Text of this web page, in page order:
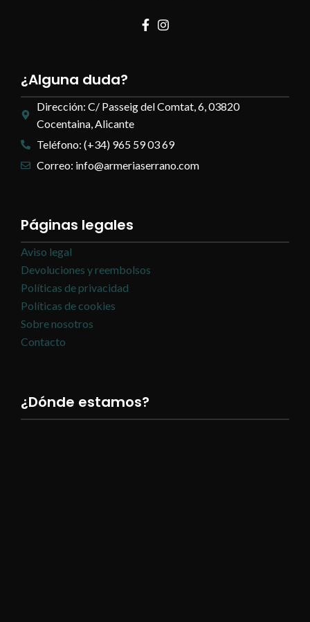
¿Alguna duda?
Dirección: C/ Passeig del Comtat, 6, 03820
Cocentaina, Alicante
Teléfono: (+34) 965 59 03 69
Correo: info@armeriaserrano.com
Páginas legales
Aviso legal
Devoluciones y reembolsos
Políticas de privacidad
Políticas de cookies
Sobre nosotros
Contacto
¿Dónde estamos?